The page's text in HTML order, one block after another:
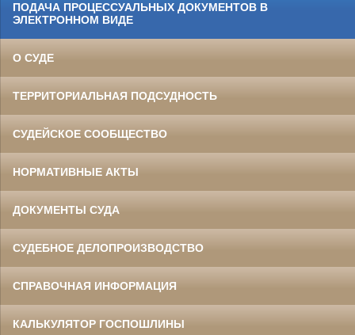
ПОДАЧА ПРОЦЕССУАЛЬНЫХ ДОКУМЕНТОВ В
ЭЛЕКТРОННОМ ВИДЕ
О СУДЕ
ТЕРРИТОРИАЛЬНАЯ ПОДСУДНОСТЬ
СУДЕЙСКОЕ СООБЩЕСТВО
НОРМАТИВНЫЕ АКТЫ
ДОКУМЕНТЫ СУДА
СУДЕБНОЕ ДЕЛОПРОИЗВОДСТВО
СПРАВОЧНАЯ ИНФОРМАЦИЯ
КАЛЬКУЛЯТОР ГОСПОШЛИНЫ